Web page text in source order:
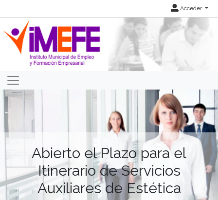
Acceder
Abierto el Plazo para el
Itinerario de Servicios
Auxiliares de Estética